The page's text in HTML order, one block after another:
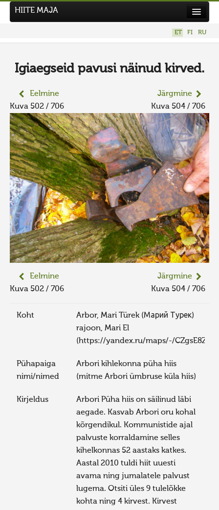
Tööd
Tegutse
Kuvavõistlused
UUS KUVAVÕISTLUS
Hiite kuvavõistlus 2026
VANEMAD KUVAVÕISTLUSED
Kontakt
HIITE MAJA
ET FI RU
Igiaegseid pavusi näinud kirved.
Eelmine
Kuva 502 / 706
Järgmine
Kuva 504 / 706
Eelmine
Kuva 502 / 706
Järgmine
Kuva 504 / 706
Koht
Arbor, Mari Türek (Марий Турек)
rajoon, Mari El
(https://yandex.ru/maps/-/CZgsE8ZG)
Pühapaiga
nimi/nimed
Arbori kihlekonna püha hiis
(mitme Arbori ümbruse küla hiis)
Kirjeldus
Arbori Püha hiis on säilinud läbi
aegade. Kasvab Arbori oru kohal
kõrgendikul. Kommunistide ajal
palvuste korraldamine selles
kihelkonnas 52 aastaks katkes.
Aastal 2010 tuldi hiit uuesti
avama ning jumalatele palvust
lugema. Otsiti üles 9 tulelõkke
kohta ning 4 kirvest. Kirvest